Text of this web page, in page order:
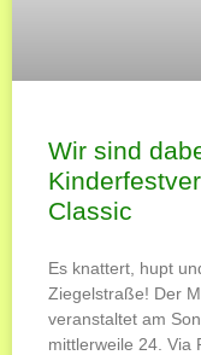
Wir sind
Classic
Es knattert, hupt
Ziegelstraße! Der
veranstaltet am
mittlerweile 24. Via